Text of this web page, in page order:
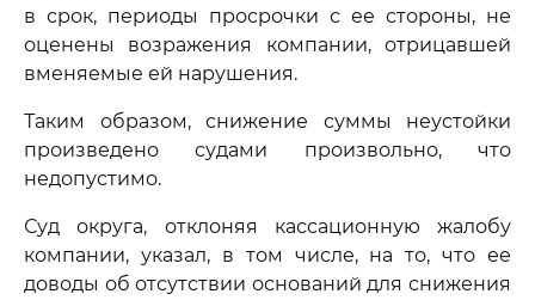
в срок, периоды просрочки с ее стороны, не
оценены возражения компании, отрицавшей
вменяемые ей нарушения.
Таким образом, снижение суммы неустойки
произведено судами произвольно, что
недопустимо.
Суд округа, отклоняя кассационную жалобу
компании, указал, в том числе, на то, что ее
доводы об отсутствии оснований для снижения